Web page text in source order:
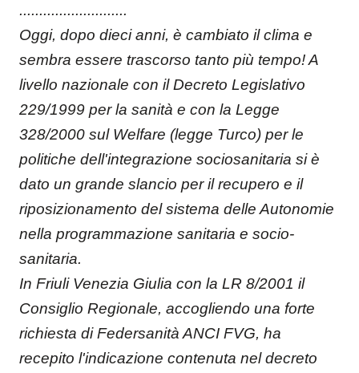
...........................
Oggi, dopo dieci anni, è cambiato il clima e
sembra essere trascorso tanto più tempo! A
livello nazionale con il Decreto Legislativo
229/1999 per la sanità e con la Legge
328/2000 sul Welfare (legge Turco) per le
politiche dell'integrazione sociosanitaria si è
dato un grande slancio per il recupero e il
riposizionamento del sistema delle Autonomie
nella programmazione sanitaria e socio-
sanitaria.
In Friuli Venezia Giulia con la LR 8/2001 il
Consiglio Regionale, accogliendo una forte
richiesta di Federsanità ANCI FVG, ha
recepito l'indicazione contenuta nel decreto